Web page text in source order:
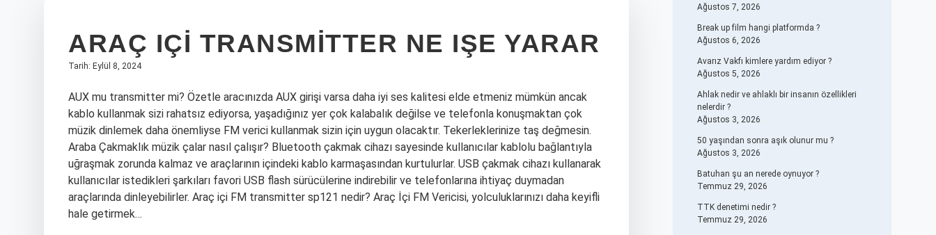
ARAÇ IÇI TRANSMITTER NE IŞE YARAR
Tarih: Eylül 8, 2024
AUX mu transmitter mi? Özetle aracınızda AUX girişi varsa daha iyi ses kalitesi elde etmeniz mümkün ancak
kablo kullanmak sizi rahatsız ediyorsa, yaşadığınız yer çok kalabalık değilse ve telefonla konuşmaktan çok
müzik dinlemek daha önemliyse FM verici kullanmak sizin için uygun olacaktır. Tekerleklerinize taş değmesin.
Araba Çakmaklık müzik çalar nasıl çalışır? Bluetooth çakmak cihazı sayesinde kullanıcılar kablolu bağlantıyla
uğraşmak zorunda kalmaz ve araçlarının içindeki kablo karmaşasından kurtulurlar. USB çakmak cihazı kullanarak
kullanıcılar istedikleri şarkıları favori USB flash sürücülerine indirebilir ve telefonlarına ihtiyaç duymadan
araçlarında dinleyebilirler. Araç içi FM transmitter sp121 nedir? Araç İçi FM Vericisi, yolculuklarınızı daha keyifli
hale getirmek…
Ağustos 7, 2026
Break up film hangi platformda ?
Ağustos 6, 2026
Avarız Vakfı kimlere yardım ediyor ?
Ağustos 5, 2026
Ahlak nedir ve ahlaklı bir insanın özellikleri
nelerdir ?
Ağustos 3, 2026
50 yaşından sonra aşık olunur mu ?
Ağustos 3, 2026
Batuhan şu an nerede oynuyor ?
Temmuz 29, 2026
TTK denetimi nedir ?
Temmuz 29, 2026